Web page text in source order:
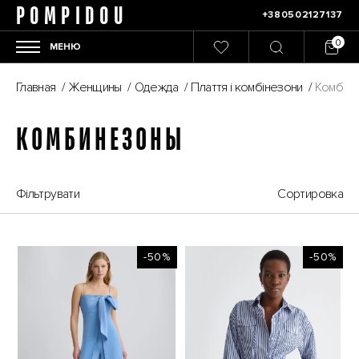
POMPIDOU +380502127137
МЕНЮ
Главная / Женщины / Одежда / Плаття і комбінезони /
КОМБИНЕЗОНЫ
Фільтрувати Сортировка
-50% -50%